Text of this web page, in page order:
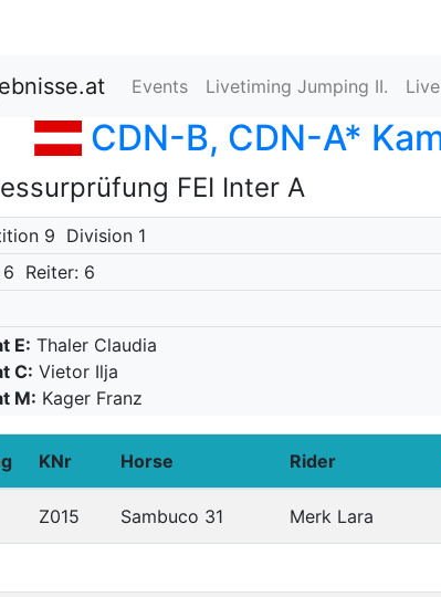
Events Livetiming Jumping II.
CDN-B, CDN-A*
FEI Inter A
9 Division 1
Reiter: 6
E: Thaler Claudia
C: Vietor Ilja
M: Kager Franz
KNr Horse Rider
Z015 Sambuco 31 Merk Lara